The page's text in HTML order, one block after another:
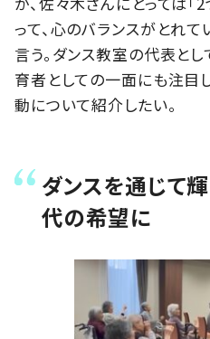
って、心のバランスがとれ
言う。ダンス教室の代表と
育者としての一面にも注目
動について紹介したい。
ダンスを通じて
代の希望に